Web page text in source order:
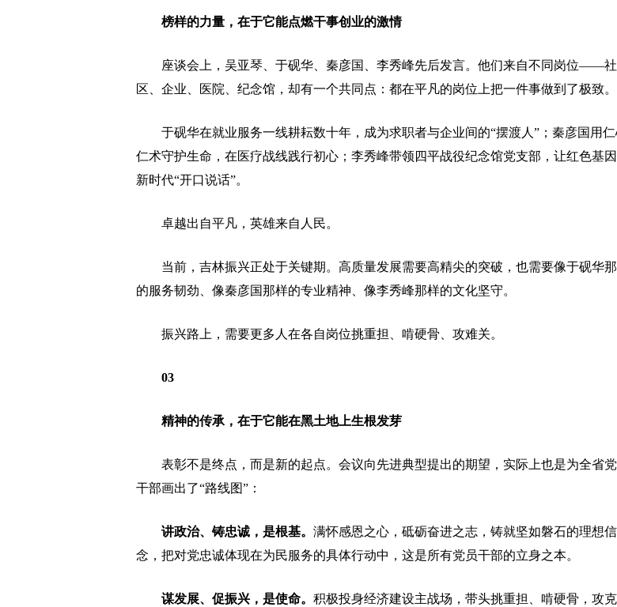
榜样的力量，在于它能点燃干事创业的激情
座谈会上，吴亚琴、于砚华、秦彦国、李秀峰先后发言。他们来自不同岗位——社
区、企业、医院、纪念馆，却有一个共同点：都在平凡的岗位上把一件事做到了极致。
于砚华在就业服务一线耕耘数十年，成为求职者与企业间的“摆渡人”；秦彦国用
仁术守护生命，在医疗战线践行初心；李秀峰带领四平战役纪念馆党支部，让红色基
新时代“开口说话”。
卓越出自平凡，英雄来自人民。
当前，吉林振兴正处于关键期。高质量发展需要高精尖的突破，也需要像于砚华
的服务韧劲、像秦彦国那样的专业精神、像李秀峰那样的文化坚守。
振兴路上，需要更多人在各自岗位挑重担、啃硬骨、攻难关。
03
精神的传承，在于它能在黑土地上生根发芽
表彰不是终点，而是新的起点。会议向先进典型提出的期望，实际上也是为全省
干部画出了“路线图”：
讲政治、铸忠诚，是根基。 满怀感恩之心，砥砺奋进之志，铸就坚如磐石的理想信
念，把对党忠诚体现在为民服务的具体行动中，这是所有党员干部的立身之本。
谋发展、促振兴，是使命。 积极投身经济建设主战场，带头挑重担、啃硬骨，攻